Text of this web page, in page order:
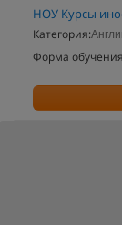
НОУ Курсы
Категория:
Форма